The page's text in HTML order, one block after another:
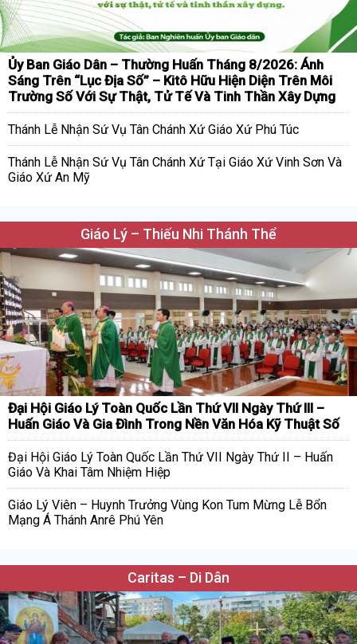
Ủy Ban Giáo Dân – Thường Huấn Tháng 8/2026: Ánh
Sáng Trên “Lục Địa Số” – Kitô Hữu Hiện Diện Trên Môi
Trường Số Với Sự Thật, Tử Tế Và Tinh Thần Xây Dựng
Thánh Lễ Nhận Sứ Vụ Tân Chánh Xứ Giáo Xứ Phú Túc
Thánh Lễ Nhận Sứ Vụ Tân Chánh Xứ Tại Giáo Xứ Vinh Sơn Và
Giáo Xứ An Mỹ
Giáo Lý – Thiếu Nhi Thánh Thể
Đại Hội Giáo Lý Toàn Quốc Lần Thứ VII Ngày Thứ III –
Huấn Giáo Và Gia Đình Trong Nền Văn Hóa Kỹ Thuật Số
Đại Hội Giáo Lý Toàn Quốc Lần Thứ VII Ngày Thứ II – Huấn
Giáo Và Khai Tâm Nhiệm Hiệp
Giáo Lý Viên – Huynh Trưởng Vùng Kon Tum Mừng Lễ Bổn
Mạng Á Thánh Anrê Phú Yên
Caritas – Di Dân